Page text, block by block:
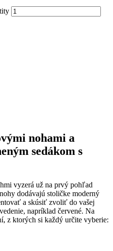
nohami a
sedákom s
vyzerá už na prvý pohľad
dodávajú stoličke moderný
a skúsiť zvoliť do vašej
napríklad červené. Na
z ktorých si každý určite vyberie: